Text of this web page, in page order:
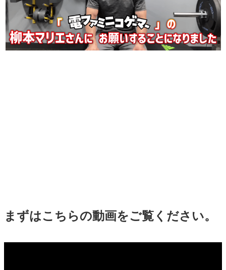
若ゲのいたり〜ゲームクリエイターの青春〜
『うつヌケ』『ペンと箸』等で知られるマンガ家・田中圭
一先生によるゲーム業界レポートマンガです。
なんでゲームは面白い？
アプリレビュー
その他
まずはこちらの動画をご覧ください。